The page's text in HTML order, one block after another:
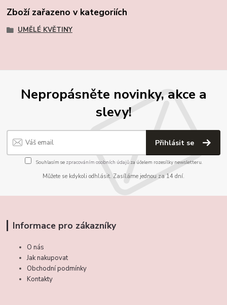
Zboží zařazeno v kategoriích
UMĚLÉ KVĚTINY
Nepropásněte novinky, akce a
slevy!
Přihlásit se
Souhlasím se zpracováním osobních údajůza účelem rozesílky newsletteru.
Můžete se kdykoli odhlásit. Zasíláme jednou za 14 dní.
Informace pro zákazníky
O nás
Jak nakupovat
Obchodní podmínky
Kontakty